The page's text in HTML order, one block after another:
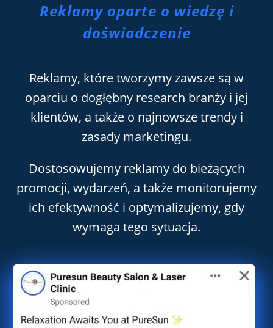
Reklamy oparte o wiedzę i
doświadczenie
Reklamy, które tworzymy zawsze są w
oparciu o dogłębny research branży i jej
klientów, a także o najnowsze trendy i
zasady marketingu.
Dostosowujemy reklamy do bieżących
promocji, wydarzeń, a także monitorujemy
ich efektywność i optymalizujemy, gdy
wymaga tego sytuacja.